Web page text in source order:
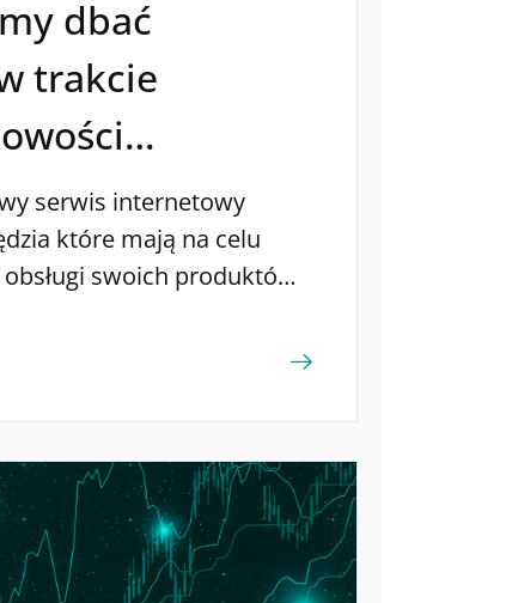
dbać
trakcie
serwisie
serwis internetowy
które mają na celu
swoich produktów